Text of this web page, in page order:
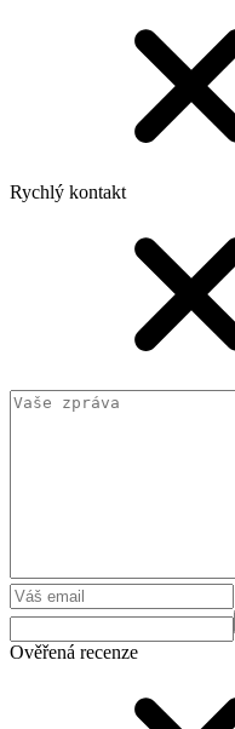
Rychlý kontakt
Ověřená recenze